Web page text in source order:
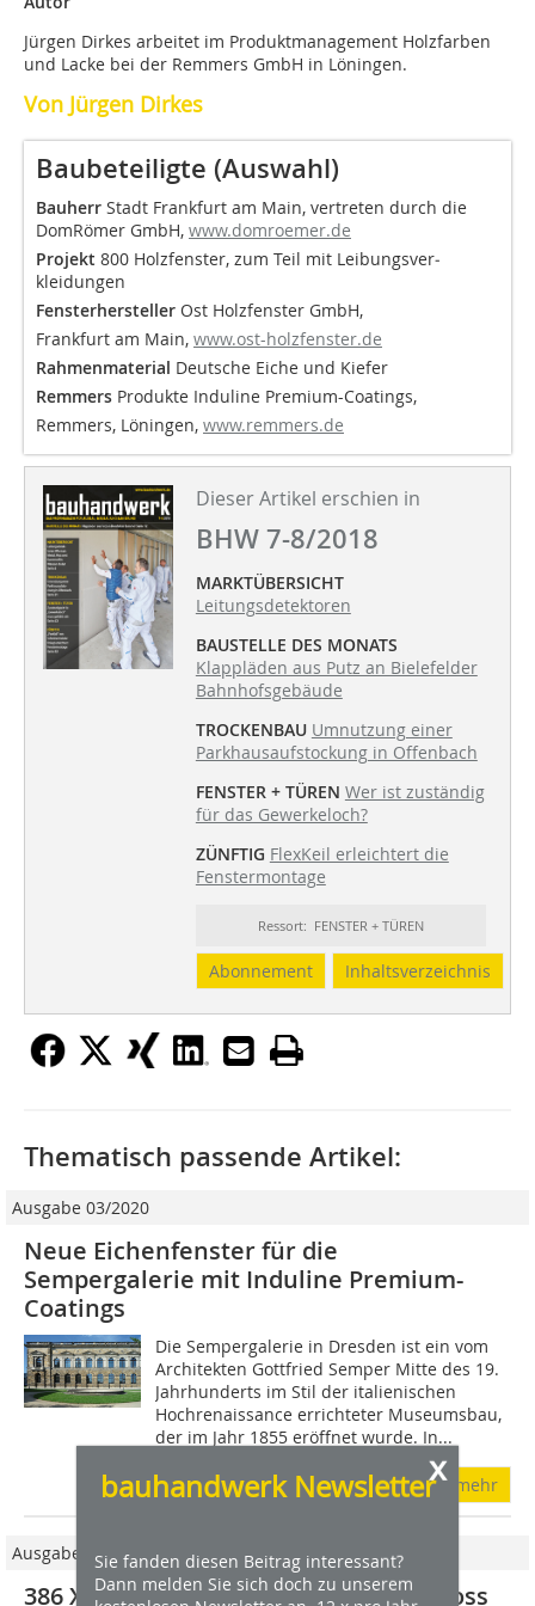
Jürgen Dirkes arbeitet im Produktmanagement Holzfarben
und Lacke bei der Remmers GmbH in Löningen.
Von Jürgen Dirkes
Baubeteiligte (Auswahl)
Bauherr Stadt Frankfurt am Main, vertreten durch die
DomRömer GmbH, www.domroemer.de
Projekt 800 Holzfenster, zum Teil mit Leibungs­ver­
kleidungen
Fensterhersteller Ost Holzfenster GmbH,
Frankfurt am Main, www.ost-holzfenster.de
Rahmenmaterial Deutsche Eiche und Kiefer
Remmers Produkte Induline Premium-Coatings,
Remmers, Löningen, www.remmers.de
Dieser Artikel erschien in
BHW 7-8/2018
MARKTÜBERSICHT
Leitungsdetektoren
BAUSTELLE DES MONATS
Klappläden aus Putz an Bielefelder
Bahnhofsgebäude
TROCKENBAU Umnutzung einer
Parkhausaufstockung in Offenbach
FENSTER + TÜREN Wer ist zuständig
für das Gewerkeloch?
ZÜNFTIG FlexKeil erleichtert die
Fenstermontage
Ressort: FENSTER + TÜREN
Abonnement Inhaltsverzeichnis
x
bauhandwerk Newsletter
Sie fanden diesen Beitrag interessant?
Dann melden Sie sich doch zu unserem
Thematisch passende Artikel:
Ausgabe 03/2020
Neue Eichenfenster für die
Sempergalerie mit Induline Premium-
Coatings
Die Sempergalerie in Dresden ist ein vom
Architekten Gottfried Semper Mitte des 19.
Jahrhunderts im Stil der italienischen
Hochrenaissance errichteter Museumsbau,
der im Jahr 1855 eröffnet wurde. In...
mehr
Ausgabe 05/2021
386 XXL-Fenster für das Berliner Schloss